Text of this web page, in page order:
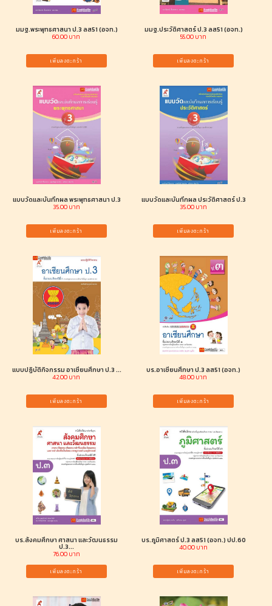
มมฐ.พระพุทธศาสนา ป.3 ลส51 (อจท.)
60.00 บาท
เพิ่มลงตะกร้า
มมฐ.ประวัติศาสตร์ ป.3 ลส51 (อจท.)
55.00 บาท
เพิ่มลงตะกร้า
แบบวัดและบันทึกผล พระพุทธศาสนา ป.3
35.00 บาท
เพิ่มลงตะกร้า
แบบวัดและบันทึกผล ประวัติศาสตร์ ป.3
35.00 บาท
เพิ่มลงตะกร้า
แบบปฏิบัติกิจกรรม อาเซียนศึกษา ป.3 ...
42.00 บาท
เพิ่มลงตะกร้า
บร.อาเซียนศึกษา ป.3 ลส51 (อจท.)
48.00 บาท
เพิ่มลงตะกร้า
บร.สังคมศึกษา ศาสนา และวัฒนธรรม
ป.3...
76.00 บาท
เพิ่มลงตะกร้า
บร.ภูมิศาสตร์ ป.3 ลส51 (อจท.) ปป.60
40.00 บาท
เพิ่มลงตะกร้า